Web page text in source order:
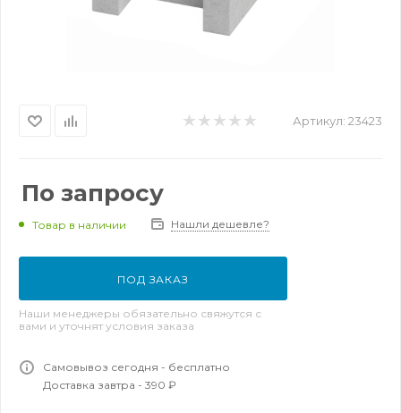
Артикул: 23423
По запросу
Товар в наличии Нашли дешевле?
ПОД ЗАКАЗ
Наши менеджеры обязательно свяжутся с
вами и уточнят условия заказа
Самовывоз сегодня - бесплатно
Доставка завтра - 390 ₽